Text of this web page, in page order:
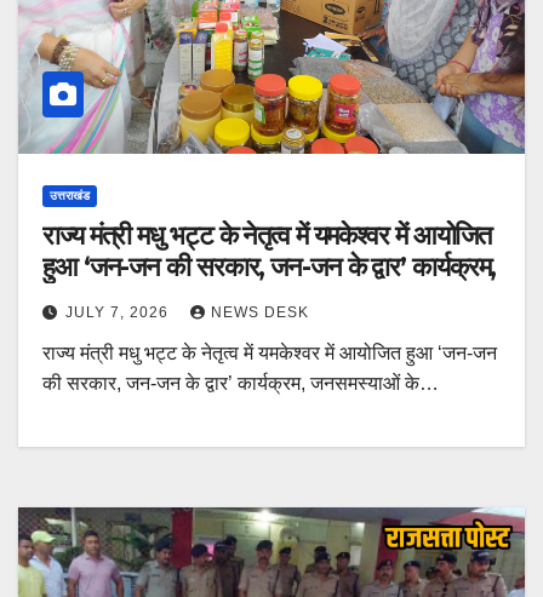
उत्तराखंड
राज्य मंत्री मधु भट्ट के नेतृत्व में यमकेश्वर में आयोजित
हुआ ‘जन-जन की सरकार, जन-जन के द्वार’ कार्यक्रम,
JULY 7, 2026 NEWS DESK
राज्य मंत्री मधु भट्ट के नेतृत्व में यमकेश्वर में आयोजित हुआ ‘जन-जन
की सरकार, जन-जन के द्वार’ कार्यक्रम, जनसमस्याओं के…